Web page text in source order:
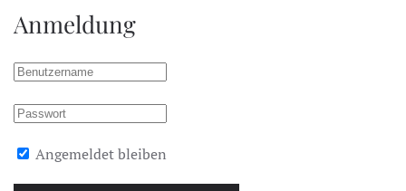
Anmeldung
Angemeldet bleiben